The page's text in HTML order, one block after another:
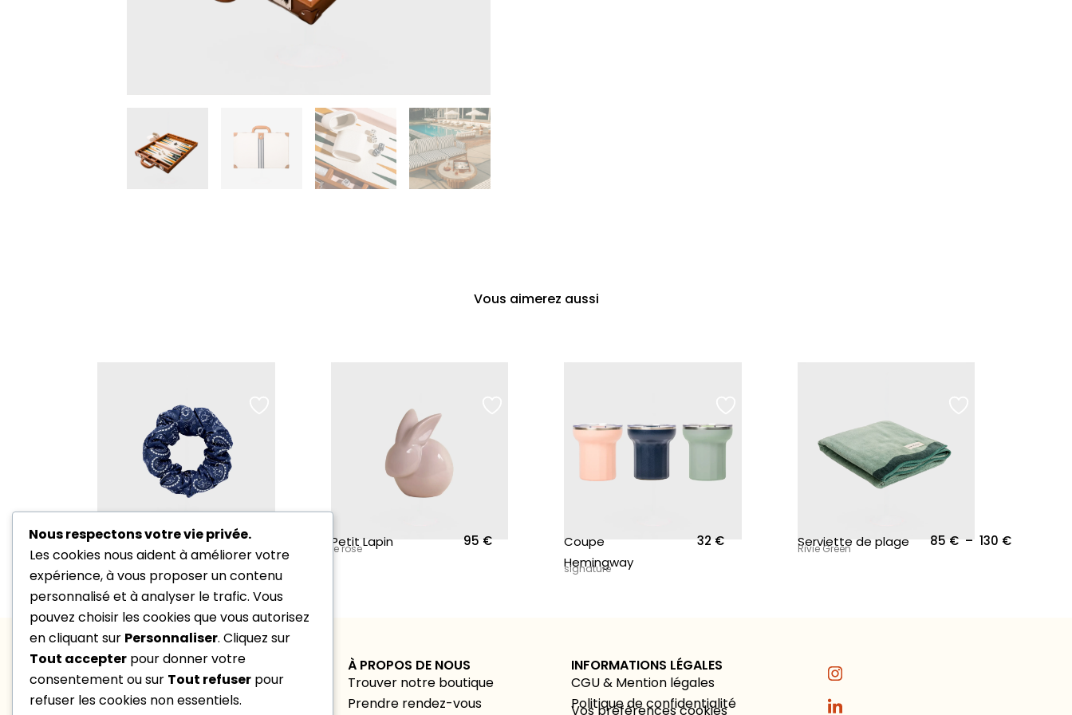
Vous aimerez aussi
Chouchous 9€ Plage de prix : 9 € à 13 €
Bandana Petit Lapin 95 €
le rose
Coupe
Hemingway
32 €
signature
Serviette de plage 85 € – 130 €Plage de
Rivie Green
NOUS CONTACTER
contact@marlyse-lehir.fr
06 89 98 18 69
À PROPOS DE NOUS
Trouver notre boutique
Prendre rendez-vous
INFORMATIONS LÉGALES
CGU & Mention légales
Politique de confidentialité
Vos préférences cookies
Nous respectons votre vie privée.
Les cookies nous aident à améliorer votre
expérience, à vous proposer un contenu
personnalisé et à analyser le trafic. Vous
pouvez choisir les cookies que vous autorisez
en cliquant sur Personnaliser. Cliquez sur
Tout accepter pour donner votre
consentement ou sur Tout refuser pour
refuser les cookies non essentiels.